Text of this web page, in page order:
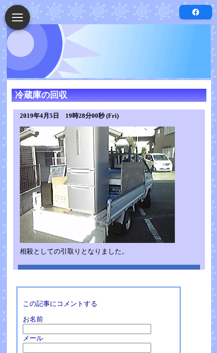
冷蔵庫の回収
2019年4月5日 19時28分00秒 (Fri)
相殺としての引取りとなりました。
この記事にコメントする
お名前
メール